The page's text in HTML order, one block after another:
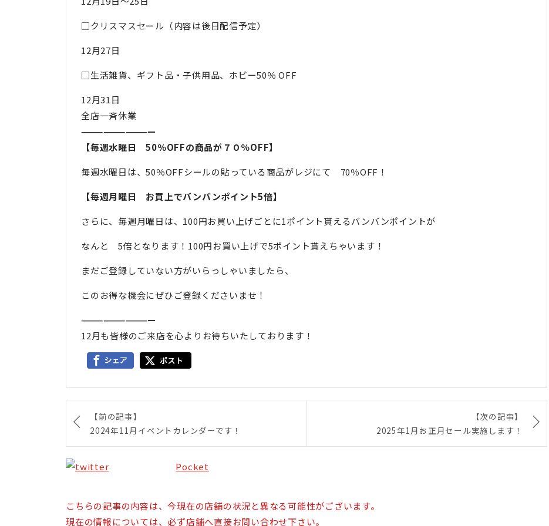
□クリスマスセール（内容は後日配信予定）
12月27日
□生活雑貨、ギフト品・子供用品、ホビー50％ OFF
12月31日
全店一斉休業
——————————
【毎週水曜日 50％OFFの商品が７０％OFF】
毎週水曜日は、50％OFFシールの貼っている商品がレジにて 70％OFF！
【毎週月曜日 お買上でバンバンポイント5倍】
さらに、毎週月曜日は、100円お買い上げごとに1ポイント貰えるバンバンポイントが
なんと 5倍となります！100円お買い上げで5ポイント貰えちゃいます！
まだご登録していない方がいらっしゃいましたら、
このお得な機会にぜひご登録くださいませ！
——————————
12月も皆様のご来店を心よりお待ちいたしております！
【前の記事】
2024年11月イベントカレンダーです！
【次の記事】
2025年1月お正月セール実施します！
Pocket
こちらの記事の内容は、今現在の店舗の状況と異なる可能性がございます。
現在の情報については、必ず店舗へ直接お問い合わせ下さい。